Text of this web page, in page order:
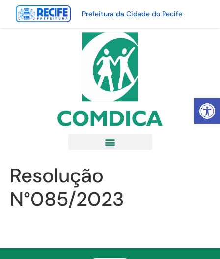
Abrir
Prefeitura da Cidade do Recife
Resolução
N°085/2023